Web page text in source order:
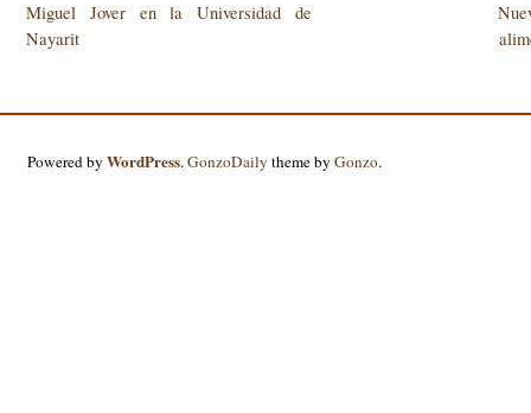
Miguel Jover en la Universidad de
Nayarit
Powered byWordPress.GonzoDaily theme byGonzo.